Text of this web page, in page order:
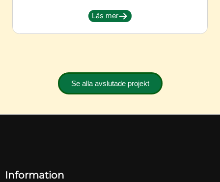
Läs mer
Se alla avslutade projekt
Information